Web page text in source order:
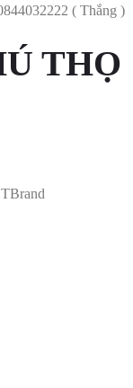
( Thắng )
THỌ